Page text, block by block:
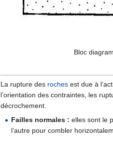
Bloc
La rupture des roches est due à
l’orientation des contraintes, les
décrochement.
Failles normales : elles sont le
l’autre pour combler